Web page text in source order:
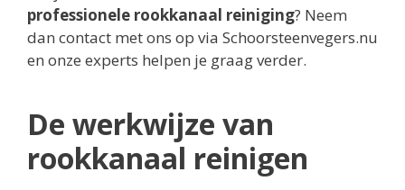
professionele rookkanaal reiniging? Neem
dan contact met ons op via Schoorsteenvegers.nu
en onze experts helpen je graag verder.
De werkwijze van
rookkanaal reinigen